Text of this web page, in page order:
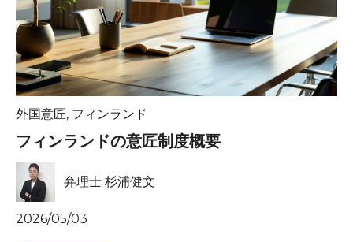
外国意匠, フィンランド
フィンランドの意匠制度概要
弁理士 杉浦健文
2026/05/03